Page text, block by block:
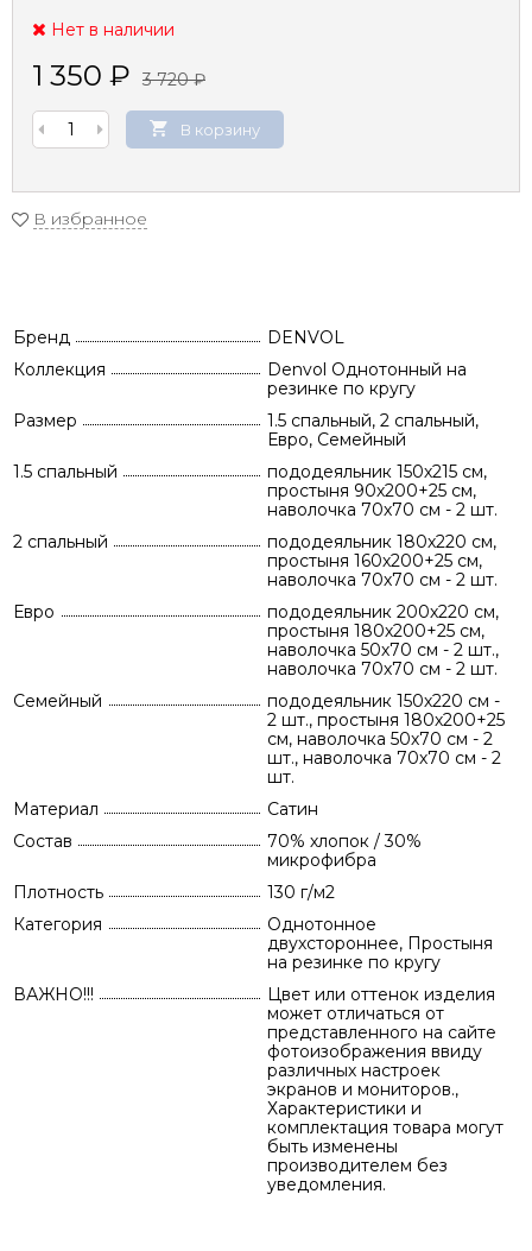
Нет в наличии
1 350 ₽ 3 720₽
В корзину
В избранное
Бренд
DENVOL
Коллекция
Denvol Однотонный на
резинке по кругу
Размер
1.5 спальный, 2 спальный,
Евро, Семейный
1.5 спальный
пододеяльник 150х215 см,
простыня 90х200+25 см,
наволочка 70х70 см - 2 шт.
2 спальный
пододеяльник 180х220 см,
простыня 160х200+25 см,
наволочка 70х70 см - 2 шт.
Евро
пододеяльник 200х220 см,
простыня 180х200+25 см,
наволочка 50х70 см - 2 шт.,
наволочка 70х70 см - 2 шт.
Семейный
пододеяльник 150х220 см -
2 шт., простыня 180х200+25
см, наволочка 50х70 см - 2
шт., наволочка 70х70 см - 2
шт.
Материал
Сатин
Состав
70% хлопок / 30%
микрофибра
Плотность
130 г/м2
Категория
Однотонное
двухстороннее, Простыня
на резинке по кругу
ВАЖНО!!!
Цвет или оттенок изделия
может отличаться от
представленного на сайте
фотоизображения ввиду
различных настроек
экранов и мониторов.,
Характеристики и
комплектация товара могут
быть изменены
производителем без
уведомления.